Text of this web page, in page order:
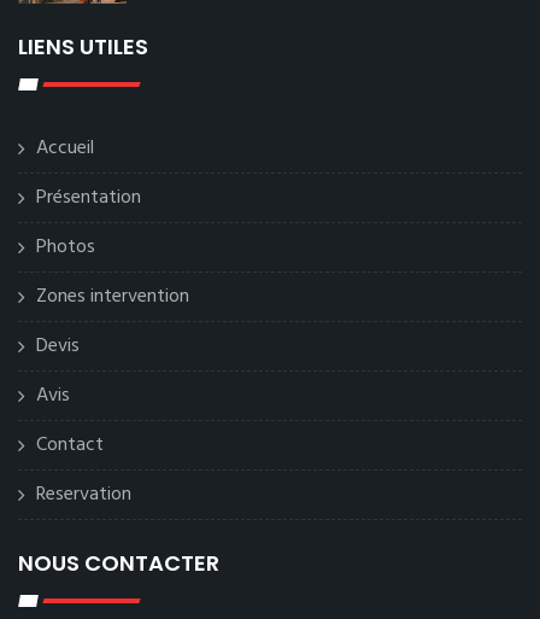
LIENS UTILES
Accueil
Présentation
Photos
Zones intervention
Devis
Avis
Contact
Reservation
NOUS CONTACTER